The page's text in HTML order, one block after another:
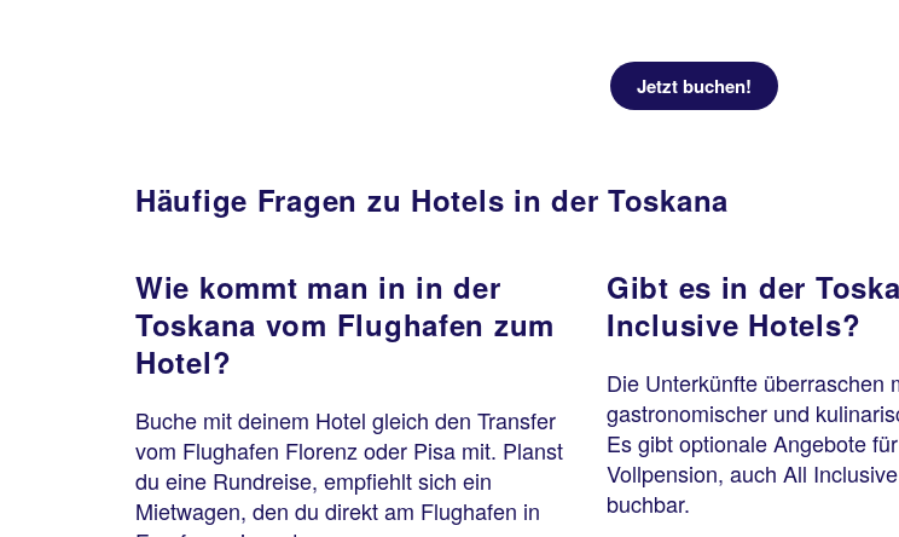
Jetzt buchen!
Häufige Fragen zu Hotels in der Toskana
Wie kommt man in in der
Toskana vom Flughafen zum
Hotel?
Buche mit deinem Hotel gleich den Transfer
vom Flughafen Florenz oder Pisa mit. Planst
du eine Rundreise, empfiehlt sich ein
Mietwagen, den du direkt am Flughafen in
Gibt es in der
Inclusive Hotels?
Die Unterkünfte überraschen
gastronomischer und
Es gibt optionale Angebote
Vollpension, auch All
buchbar.